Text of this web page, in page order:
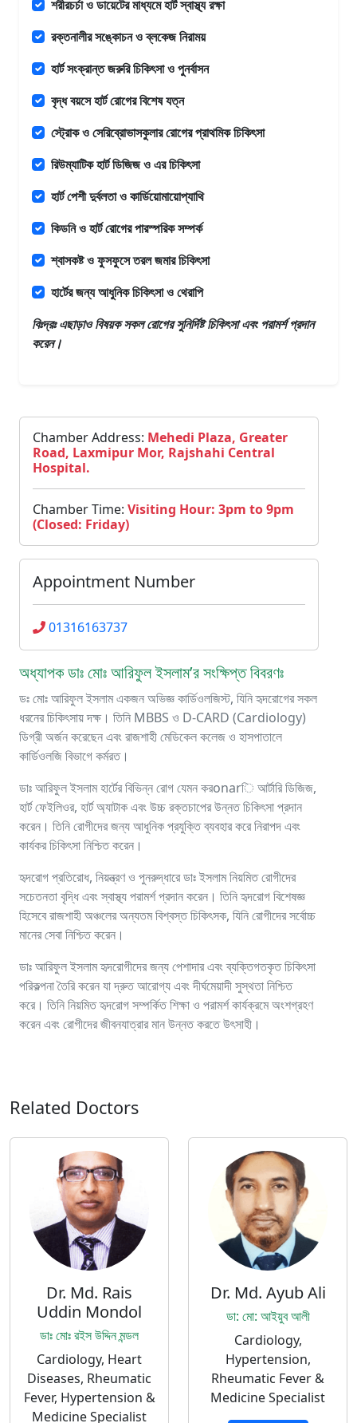
শরীরচর্চা ও ডায়েটের মাধ্যমে হার্ট স্বাস্থ্য রক্ষা
রক্তনালীর সঙ্কোচন ও ব্লকেজ নিরাময়
হার্ট সংক্রান্ত জরুরি চিকিৎসা ও পুনর্বাসন
বৃদ্ধ বয়সে হার্ট রোগের বিশেষ যত্ন
স্ট্রোক ও সেরিব্রোভাসকুলার রোগের প্রাথমিক চিকিৎসা
রিউম্যাটিক হার্ট ডিজিজ ও এর চিকিৎসা
হার্ট পেশী দুর্বলতা ও কার্ডিয়োমায়োপ্যাথি
কিডনি ও হার্ট রোগের পারস্পরিক সম্পর্ক
শ্বাসকষ্ট ও ফুসফুসে তরল জমার চিকিৎসা
হার্টের জন্য আধুনিক চিকিৎসা ও থেরাপি
বিঃদ্রঃ এছাড়াওবিষয়ক সকল রোগের সুনির্দিষ্ট চিকিৎসা এবং পরামর্শ প্রদান
করেন।
Chamber Address: Mehedi Plaza, Greater
Road, Laxmipur Mor, Rajshahi Central
Hospital.
Chamber Time: Visiting Hour: 3pm to 9pm
(Closed: Friday)
Appointment Number
01316163737
অধ্যাপক ডাঃ মোঃ আরিফুল ইসলাম’র সংক্ষিপ্ত বিবরণঃ
ডঃ মোঃ আরিফুল ইসলাম একজন অভিজ্ঞ কার্ডিওলজিস্ট, যিনি হৃদরোগের সকল
ধরনের চিকিৎসায় দক্ষ। তিনি MBBS ও D-CARD (Cardiology)
ডিগ্রী অর্জন করেছেন এবং রাজশাহী মেডিকেল কলেজ ও হাসপাতালে
কার্ডিওলজি বিভাগে কর্মরত।
ডাঃ আরিফুল ইসলাম হার্টের বিভিন্ন রোগ যেমন করonarি আর্টারি ডিজিজ,
হার্ট ফেইলিওর, হার্ট অ্যাটাক এবং উচ্চ রক্তচাপের উন্নত চিকিৎসা প্রদান
করেন। তিনি রোগীদের জন্য আধুনিক প্রযুক্তি ব্যবহার করে নিরাপদ এবং
কার্যকর চিকিৎসা নিশ্চিত করেন।
হৃদরোগ প্রতিরোধ, নিয়ন্ত্রণ ও পুনরুদ্ধারে ডাঃ ইসলাম নিয়মিত রোগীদের
সচেতনতা বৃদ্ধি এবং স্বাস্থ্য পরামর্শ প্রদান করেন। তিনি হৃদরোগ বিশেষজ্ঞ
হিসেবে রাজশাহী অঞ্চলের অন্যতম বিশ্বস্ত চিকিৎসক, যিনি রোগীদের সর্বোচ্চ
মানের সেবা নিশ্চিত করেন।
ডাঃ আরিফুল ইসলাম হৃদরোগীদের জন্য পেশাদার এবং ব্যক্তিগতকৃত চিকিৎসা
পরিকল্পনা তৈরি করেন যা দ্রুত আরোগ্য এবং দীর্ঘমেয়াদী সুস্থতা নিশ্চিত
করে। তিনি নিয়মিত হৃদরোগ সম্পর্কিত শিক্ষা ও পরামর্শ কার্যক্রমে অংশগ্রহণ
করেন এবং রোগীদের জীবনযাত্রার মান উন্নত করতে উৎসাহী।
Related Doctors
Dr. Md. Rais
Uddin Mondol
ডাঃ মোঃ রইস উদ্দিন মন্ডল
Cardiology, Heart
Diseases, Rheumatic
Fever, Hypertension &
Medicine Specialist
Dr. Md. Ayub Ali
ডা: মো: আইয়ুব আলী
Cardiology,
Hypertension,
Rheumatic Fever &
Medicine Specialist